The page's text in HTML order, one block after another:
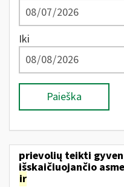
Iki
Paieška
prievolių teikti
išskaičiuojančio
ir